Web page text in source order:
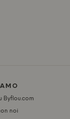
Byflou.com
noi